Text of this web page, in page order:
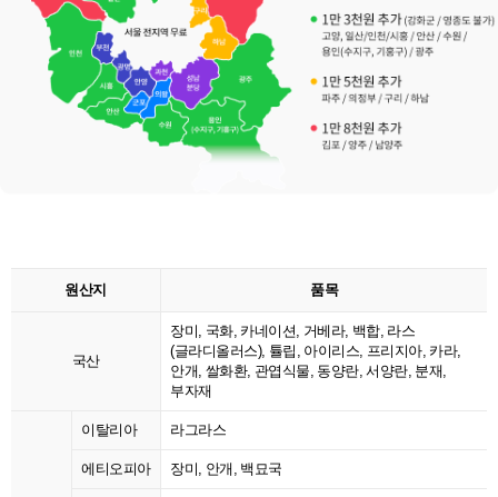
원산지 품목
국산
장미, 국화, 카네이션, 거베라, 백합, 라스
(글라디올러스), 튤립, 아이리스, 프리지아, 카라,
안개, 쌀화환, 관엽식물, 동양란, 서양란, 분재,
부자재
이탈리아 라그라스
에티오피아 장미, 안개, 백묘국